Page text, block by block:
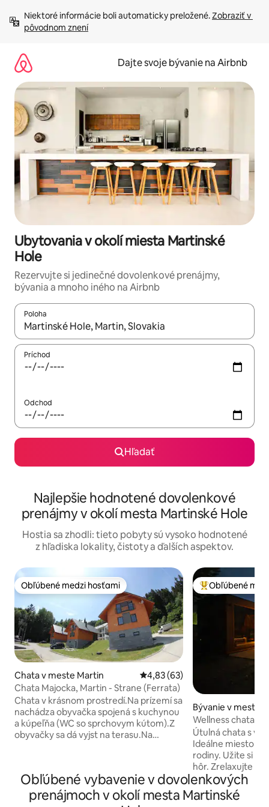
obsah.
Niektoré informácie boli automaticky preložené. Zobraziť v
pôvodnom znení
Dajte svoje bývanie na Airbnb
Ubytovania v okolí miesta Martinské
Hole
Rezervujte si jedinečné dovolenkové prenájmy,
bývania a mnoho iného na Airbnb
Poloha
Keď budú výsledky k dispozícii, môžete si ich prechádzať
Príchod
Odchod
Hľadať
Najlepšie hodnotené dovolenkové
prenájmy v okolí mesta Martinské Hole
Hostia sa zhodli: tieto pobyty sú vysoko hodnotené
z hľadiska lokality, čistoty a ďalších aspektov.
Obľúbené medzi hosťami
Obľúbené medzi hosťami
Chata v meste Martin Priemerné ohodnotenie 4,83
4,83 (63)
Chata Majocka, Martin - Strane (Ferrata)
Chata v krásnom prostredí.Na prízemí sa
nachádza obyvačka spojená s kuchynou
a kúpeľňa (WC so sprchovym kútom).Z
obyvačky sa dá vyjst na terasu.Na
kuchyni je všetko potrebné vybavenie
(poháre, príbory, taniere, hrnce,
panvice...),mikrovlnka,
Najobľúbenejšie
Obľúbené
Bývanie v meste
Wellness chata
sauna | horúca
Útulná chata s
Ideálne miesto
rodiny. Užite si
hôr. Zrelaxujte
Komjatnej -
Liptovom a
Moderný interiér,
Obľúbené vybavenie v dovolenkových
prenájmoch v okolí mesta Martinské